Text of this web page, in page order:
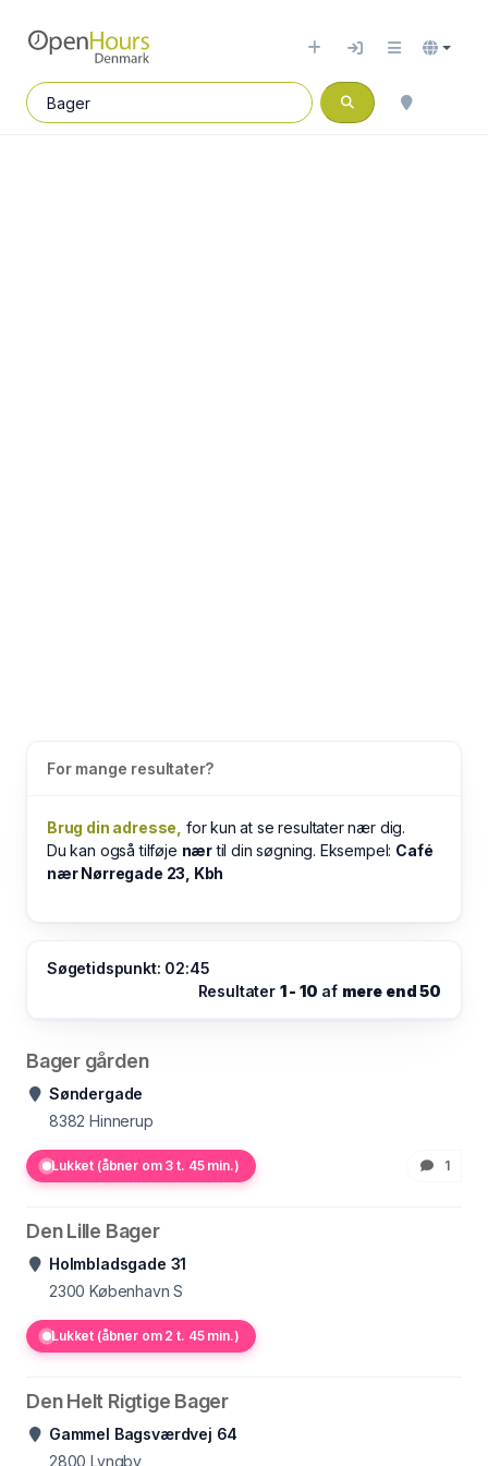
For mange resultater?
Brug din adresse, for kun at se resultater nær dig.
Du kan også tilføje nærtil din søgning. Eksempel: Café
nær Nørregade 23, Kbh
Søgetidspunkt: 02:45
Resultater 1 - 10 af mere end 50
Bager gården
Søndergade
8382 Hinnerup
Lukket (åbner om 3 t. 45 min.) 1
Den Lille Bager
Holmbladsgade 31
2300 København S
Lukket (åbner om 2 t. 45 min.)
Den Helt Rigtige Bager
Gammel Bagsværdvej 64
2800 Lyngby